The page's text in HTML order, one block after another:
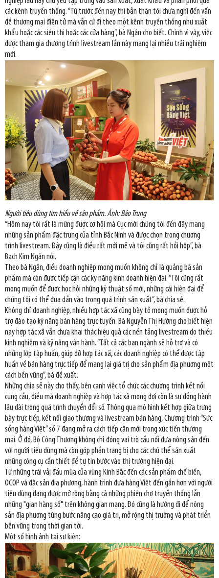
các kênh truyền thống. “Từ trước đến nay thì bản thân tôi chưa nghĩ đến vấn
đề thương mại điện tử mà vẫn cứ đi theo một kênh truyền thống như xuất
khẩu hoặc các siêu thị hoặc các cửa hàng”, bà Ngân cho biết. Chính vì vậy, việc
được tham gia chương trình livestream lần này mang lại nhiều trải nghiệm
mới.
Người tiêu dùng tìm hiểu về sản phẩm. Ảnh: Bảo Trung
“Hôm nay tôi rất là mừng được cơ hội mà Cục mời chúng tôi đến đây mang
những sản phẩm đặc trưng của tỉnh Bắc Ninh và được chọn trong chương
trình livestream. Đây cũng là điều rất mới mẻ và tôi cũng rất hồi hộp”, bà
Bạch Kim Ngân nói.
Theo bà Ngân, điều doanh nghiệp mong muốn không chỉ là quảng bá sản
phẩm mà còn được tiếp cận các kỹ năng kinh doanh hiện đại. “Tôi cũng rất
mong muốn để được học hỏi những kỹ thuật số mới, những cái hiện đại để
chúng tôi có thể đưa dần vào trong quá trình sản xuất”, bà chia sẻ.
Không chỉ doanh nghiệp, nhiều hợp tác xã cũng bày tỏ mong muốn được hỗ
trợ đào tạo kỹ năng bán hàng trực tuyến. Bà Nguyễn Thị Hường cho biết hiện
nay hợp tác xã vẫn chưa khai thác hiệu quả các nền tảng livestream do thiếu
kinh nghiệm và kỹ năng vận hành. “Tất cả các ban ngành sẽ hỗ trợ và có
những lớp tập huấn, giúp đỡ hợp tác xã, các doanh nghiệp có thể được tập
huấn về bán hàng trực tiếp để mang lại giá trị cho sản phẩm địa phương một
cách bền vững”, bà đề xuất.
Những chia sẻ này cho thấy, bên cạnh việc tổ chức các chương trình kết nối
cung cầu, điều mà doanh nghiệp và hợp tác xã mong đợi còn là sự đồng hành
lâu dài trong quá trình chuyển đổi số. Thông qua mô hình kết hợp giữa trưng
bày trực tiếp, kết nối giao thương và livestream bán hàng, Chương trình “Sức
sống hàng Việt” số 7 đang mở ra cách tiếp cận mới trong xúc tiến thương
mại. Ở đó, Bộ Công Thương không chỉ đóng vai trò cầu nối đưa nông sản đến
với người tiêu dùng mà còn góp phần trang bị cho các chủ thể sản xuất
những công cụ cần thiết để tự tin bước vào thị trường hiện đại.
Từ những trái vải đầu mùa của vùng Kinh Bắc đến các sản phẩm chế biến,
OCOP và đặc sản địa phương, hành trình đưa hàng Việt đến gần hơn với người
tiêu dùng đang được mở rộng bằng cả những phiên chợ truyền thống lẫn
những "gian hàng số" trên không gian mạng. Đó cũng là hướng đi để nông
sản địa phương từng bước nâng cao giá trị, mở rộng thị trường và phát triển
bền vững trong thời gian tới.
Một số hình ảnh tại sự kiện: